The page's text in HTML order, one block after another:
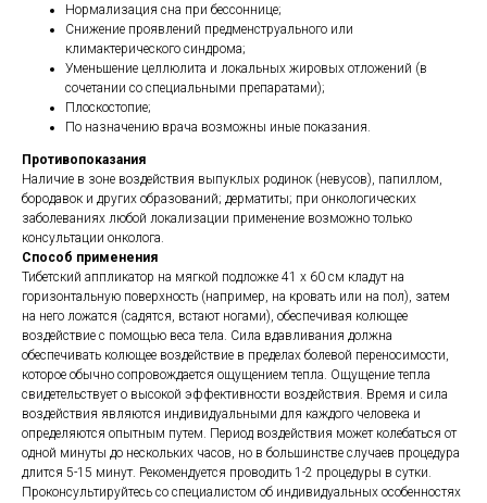
Нормализация сна при бессоннице;
Снижение проявлений предменструального или
климактерического синдрома;
Уменьшение целлюлита и локальных жировых отложений (в
сочетании со специальными препаратами);
Плоскостопие;
По назначению врача возможны иные показания.
Противопоказания
Наличие в зоне воздействия выпуклых родинок (невусов), папиллом,
бородавок и других образований; дерматиты; при онкологических
заболеваниях любой локализации применение возможно только
консультации онколога.
Способ применения
Тибетский аппликатор на мягкой подложке 41 х 60 см кладут на
горизонтальную поверхность (например, на кровать или на пол), затем
на него ложатся (садятся, встают ногами), обеспечивая колющее
воздействие с помощью веса тела. Сила вдавливания должна
обеспечивать колющее воздействие в пределах болевой переносимости,
которое обычно сопровождается ощущением тепла. Ощущение тепла
свидетельствует о высокой эффективности воздействия. Время и сила
воздействия являются индивидуальными для каждого человека и
определяются опытным путем. Период воздействия может колебаться от
одной минуты до нескольких часов, но в большинстве случаев процедура
длится 5-15 минут. Рекомендуется проводить 1-2 процедуры в сутки.
Проконсультируйтесь со специалистом об индивидуальных особенностях